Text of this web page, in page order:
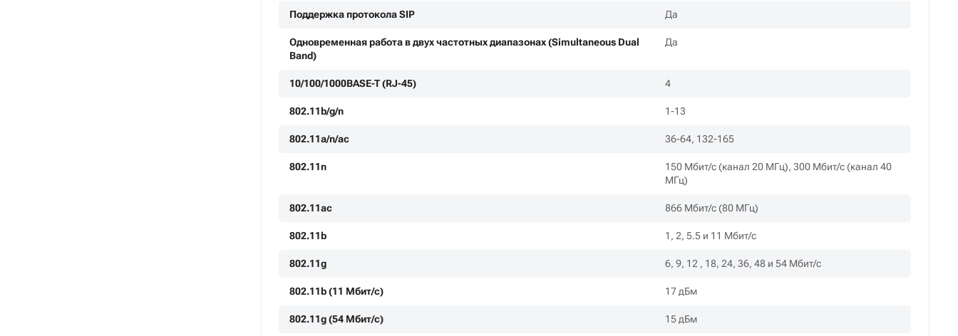
Поддержка протокола SIP Да
Одновременная работа в двух частотных диапазонах (Simultaneous Dual
Band)
Да
10/100/1000BASE-T (RJ-45) 4
802.11b/g/n 1-13
802.11a/n/ac 36-64, 132-165
802.11n
150 Мбит/c (канал 20 МГц), 300 Мбит/с (канал 40
МГц)
802.11ac 866 Мбит/с (80 МГц)
802.11b 1, 2, 5.5 и 11 Мбит/с
802.11g 6, 9, 12 , 18, 24, 36, 48 и 54 Мбит/с
802.11b (11 Мбит/с) 17 дБм
802.11g (54 Мбит/с) 15 дБм